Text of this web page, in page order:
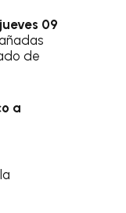
jueves 09
de
a